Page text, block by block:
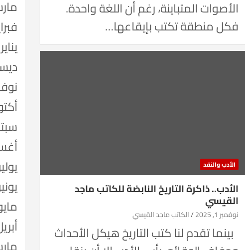
الأصوات المتباينة، رغم أن اللغة واحدة.
فكل منطقة تكتب بإيقاعها…
الأدب والنقد
الأدب.. ذاكرة التاريخ النابضة للكاتب ماجد
القيسي
نوفمبر 1, 2025 الكاتب ماجد القيسي
بينما تقدم لنا كتب التاريخ هيكل الأحداث
يناير 2025
يوليو
يونيو
مايو
أبريل